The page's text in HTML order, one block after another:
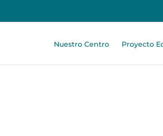
Nuestro Centro Proyecto